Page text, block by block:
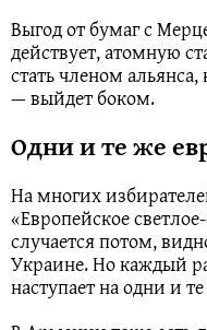
Выгод от бумаг с
действует, атомную
стать членом
— выйдет боком.
Одни и те же
На многих
«Европейское
случается потом,
Украине. Но каждый
наступает на одни и